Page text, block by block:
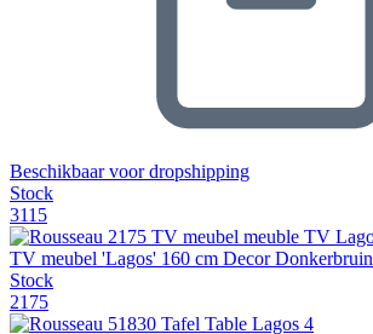
Beschikbaar voor dropshipping
Stock
3115
TV meubel 'Lagos' 160 cm Decor Donkerbruin
Stock
2175